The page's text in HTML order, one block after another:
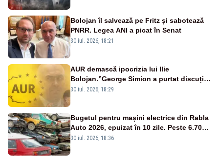
Bolojan îl salvează pe Fritz și sabotează
PNRR. Legea ANI a picat în Senat
30 iul. 2026, 18:21
AUR demască ipocrizia lui Ilie
Bolojan.”George Simion a purtat discuții
cu toți liderii politici”
30 iul. 2026, 18:29
Bugetul pentru mașini electrice din Rabla
Auto 2026, epuizat în 10 zile. Peste 6.700
de dosare depuse
30 iul. 2026, 18:36